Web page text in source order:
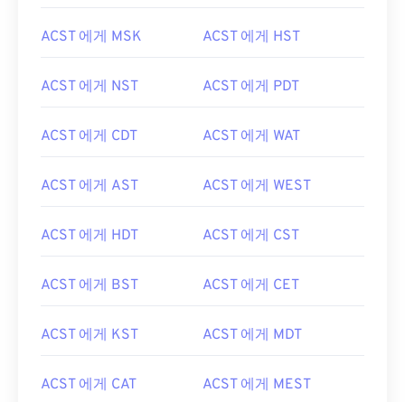
ACST 에게 MSK ACST 에게 HST
ACST 에게 NST ACST 에게 PDT
ACST 에게 CDT ACST 에게 WAT
ACST 에게 AST ACST 에게 WEST
ACST 에게 HDT ACST 에게 CST
ACST 에게 BST ACST 에게 CET
ACST 에게 KST ACST 에게 MDT
ACST 에게 CAT ACST 에게 MEST